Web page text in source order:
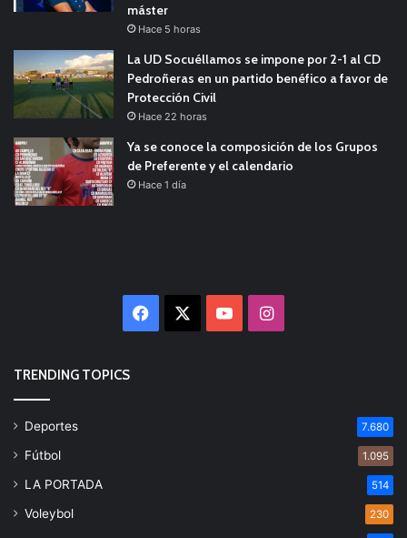
máster
Hace 5 horas
La UD Socuéllamos se impone por 2-1 al CD
Pedroñeras en un partido benéfico a favor de
Protección Civil
Hace 22 horas
Ya se conoce la composición de los Grupos
de Preferente y el calendario
Hace 1 día
Facebook YouTubeInstagram
TRENDING TOPICS
Deportes 7.680
Fútbol 1.095
LA PORTADA 514
Voleybol 230